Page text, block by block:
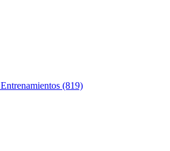
Entrenamientos (819)